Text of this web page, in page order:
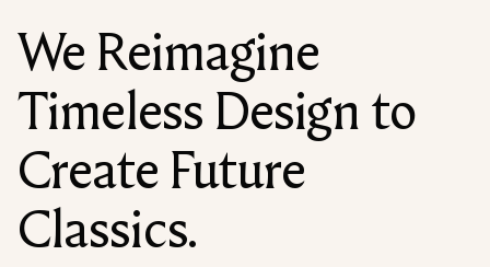
We Reimagine
Timeless Design to
Create Future
Classics.